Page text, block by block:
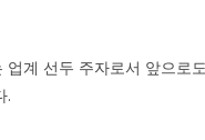
업계 선두 주자로서 앞으
.